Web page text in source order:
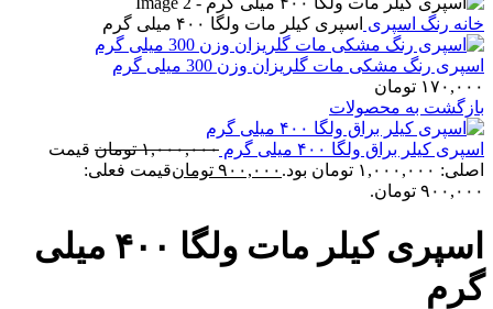
خانه رنگ اسپری اسپری کیلر مات ولگا ۴۰۰ میلی گرم
اسپری رنگ مشکی مات گلریزان وزن 300 میلی گرم
۱۷۰,۰۰۰ تومان
بازگشت به محصولات
اسپری کیلر براق ولگا ۴۰۰ میلی گرم ۱,۰۰۰,۰۰۰ تومان قیمت
اصلی: ۱,۰۰۰,۰۰۰ تومان بود.
۹۰۰,۰۰۰ تومانقیمت فعلی:
۹۰۰,۰۰۰ تومان.
اسپری کیلر مات ولگا ۴۰۰ میلی
گرم